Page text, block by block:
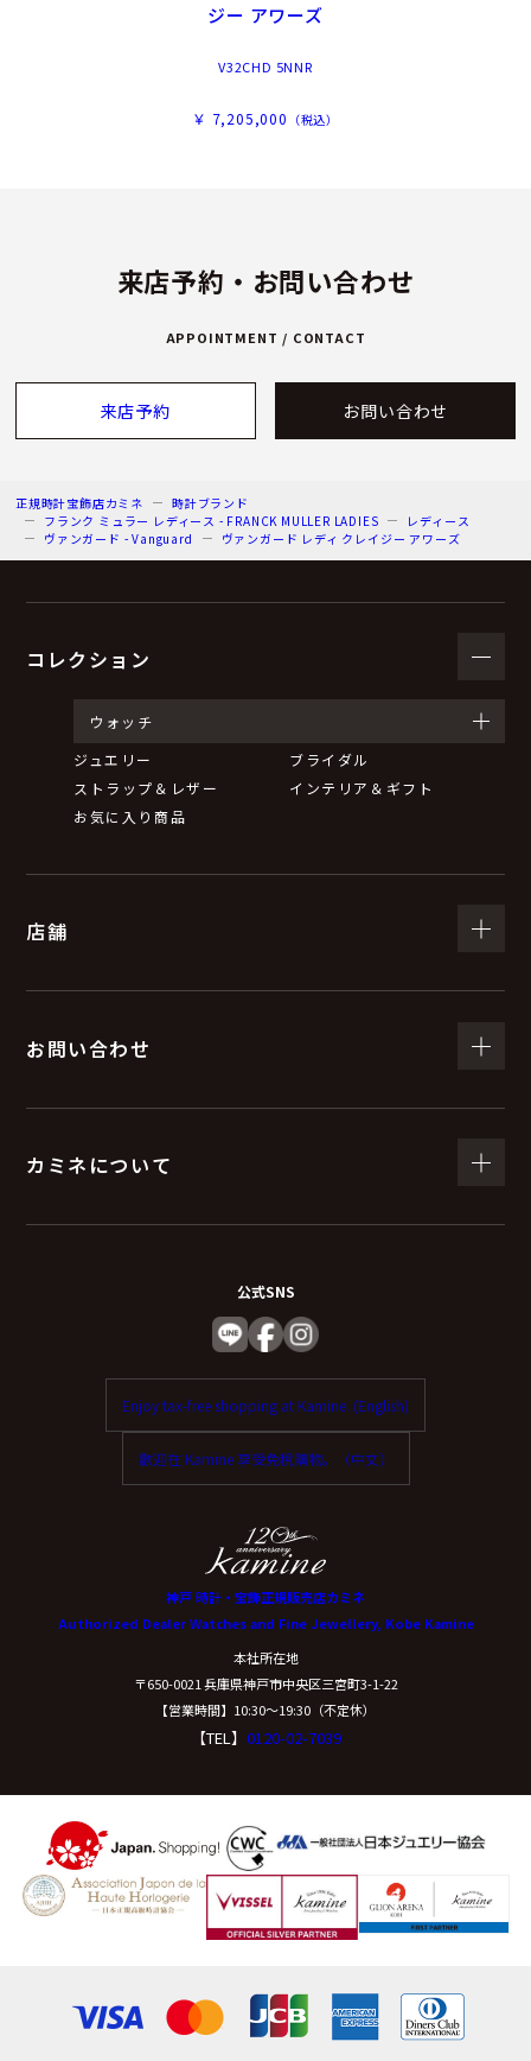
ジー アワーズ
V32CHD 5NNR
￥ 7,205,000 （税込）
来店予約・お問い合わせ
APPOINTMENT / CONTACT
来店予約 お問い合わせ
正規時計宝飾店カミネ
時計ブランド
フランク ミュラー レディース - FRANCK MULLER LADIES
レディース
ヴァンガード - Vanguard
ヴァンガード レディ クレイジー アワーズ
コレクション
ウォッチ
ジュエリー
ブライダル
ストラップ＆レザー
インテリア＆ギフト
お気に入り商品
店舗
お問い合わせ
カミネについて
公式SNS
Enjoy tax-free shopping at Kamine. (English)
歡迎在 Kamine 享受免稅購物。（中文）
神戸 時計・宝飾正規販売店カミネ
Authorized Dealer Watches and Fine Jewellery, Kobe Kamine
本社所在地
〒650-0021 兵庫県神戸市中央区三宮町3-1-22
【営業時間】10:30〜19:30（不定休）
【TEL】 0120-02-7039